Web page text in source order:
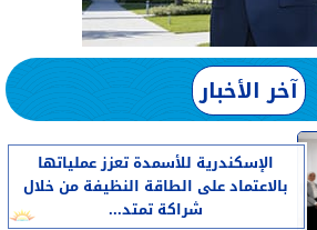
آخر الأخبار
الإسكندرية للأسمدة تعزز عملياتها
بالاعتماد على الطاقة النظيفة من خلال
شراكة تمتد...